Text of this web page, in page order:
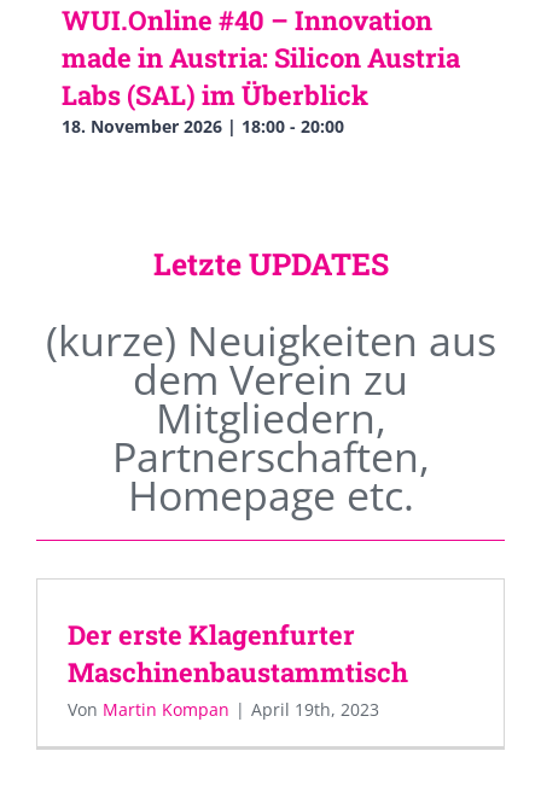
WUI.Online #40 – Innovation
made in Austria: Silicon Austria
Labs (SAL) im Überblick
18. November 2026 | 18:00 - 20:00
Letzte UPDATES
(kurze) Neuigkeiten aus
dem Verein zu
Mitgliedern,
Partnerschaften,
Homepage etc.
Der erste Klagenfurter
Maschinenbaustammtisch
Von Martin Kompan | April 19th, 2023